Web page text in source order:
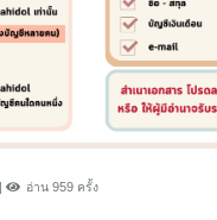
อ่าน 959 ครั้ง